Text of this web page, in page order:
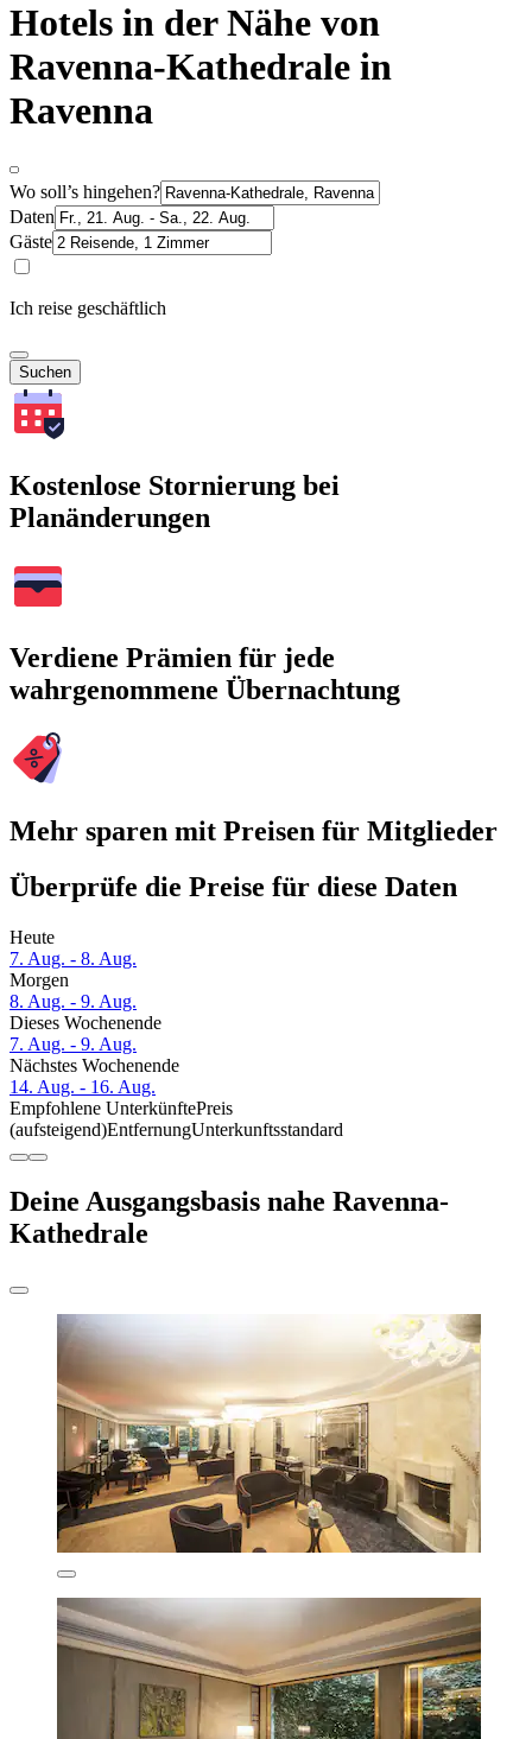
Hotels in der Nähe von
Ravenna-Kathedrale in
Ravenna
Wo soll’s hingehen?
Daten
Gäste
Ich reise geschäftlich
Suchen
Kostenlose Stornierung bei
Planänderungen
Verdiene Prämien für jede
wahrgenommene Übernachtung
Mehr sparen mit Preisen für Mitglieder
Überprüfe die Preise für diese Daten
Heute
7. Aug. - 8. Aug.
Morgen
8. Aug. - 9. Aug.
Dieses Wochenende
7. Aug. - 9. Aug.
Nächstes Wochenende
14. Aug. - 16. Aug.
Empfohlene UnterkünftePreis
(aufsteigend)EntfernungUnterkunftsstandard
Deine Ausgangsbasis nahe Ravenna-
Kathedrale